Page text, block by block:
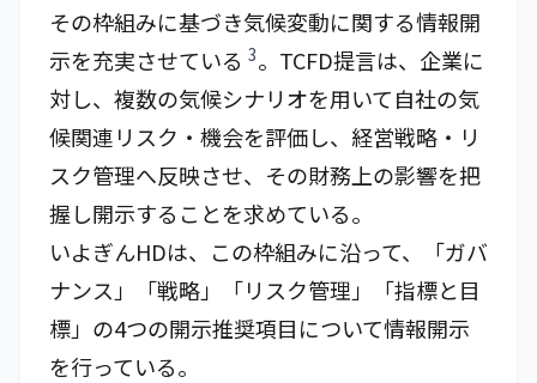
その枠組みに基づき気候変動に関する情報開
示を充実させている 3。TCFD提言は、企業に
対し、複数の気候シナリオを用いて自社の気
候関連リスク・機会を評価し、経営戦略・リ
スク管理へ反映させ、その財務上の影響を把
握し開示することを求めている。
いよぎんHDは、この枠組みに沿って、「ガバ
ナンス」「戦略」「リスク管理」「指標と目
標」の4つの開示推奨項目について情報開示
を行っている。